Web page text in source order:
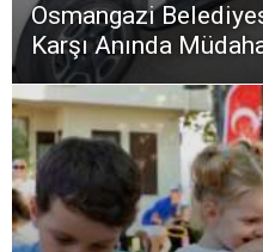
Osmangazi
Karşı Anında